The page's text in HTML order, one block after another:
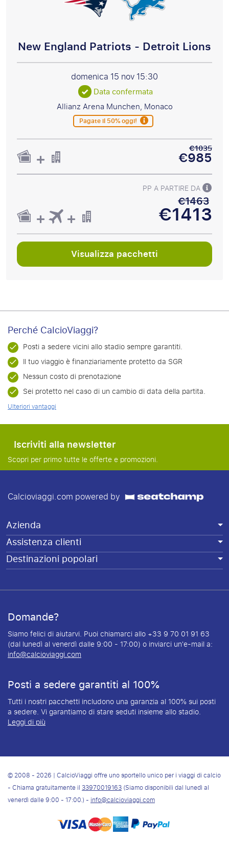
New England Patriots - Detroit Lions
domenica 15 nov15:30
Data confermata
Allianz Arena Munchen, Monaco
Pagate il 50% oggi!
€1035
€985
PP A PARTIRE DA
€1463
€1413
Visualizza pacchetti
Perché CalcioViaggi?
Posti a sedere vicini allo stadio sempre garantiti.
Il tuo viaggio è finanziariamente protetto da SGR
Nessun costo di prenotazione
Sei protetto nel caso di un cambio di data della partita.
Ulteriori vantaggi
Iscriviti alla newsletter
Scopri per primo tutte le offerte e promozioni.
Calcioviaggi.com powered by
Azienda
Assistenza clienti
Destinazioni popolari
Domande?
Siamo felici di aiutarvi. Puoi chiamarci allo +33 9 70 01 91 63
(dal lunedì al venerdì dalle 9:00 - 17:00) o inviarci un'e-mail a:
info@calcioviaggi.com
Posti a sedere garantiti al 100%
Tutti i nostri pacchetti includono una garanzia al 100% sui posti
a sedere. Vi garantiamo di stare seduti insieme allo stadio.
Leggi di più
© 2008 - 2026 | CalcioViaggi offre uno sportello unico per i viaggi di calcio
- Chiama gratuitamente il33970019163(Siamo disponibili dal lunedì al
venerdì dalle 9:00 - 17:00.) -info@calcioviaggi.com